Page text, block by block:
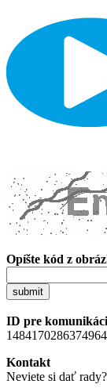
Opíšte kód z
submit
ID pre
Kontakt
Neviete si dať